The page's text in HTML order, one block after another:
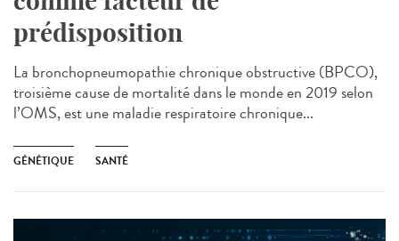
prédisposition
La bronchopneumopathie chronique obstructive (BPCO),
troisième cause de mortalité dans le monde en 2019 selon
l’OMS, est une maladie respiratoire chronique...
GÉNÉTIQUE SANTÉ